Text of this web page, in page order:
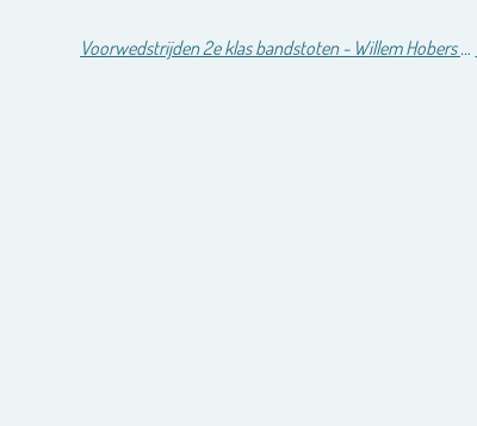
Voorwedstrijden 2e klas bandstoten - Willem Hobers 1e in poule Biljartschool.nl en pakt promotie